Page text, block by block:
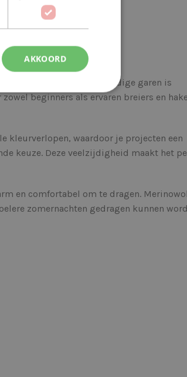
kleuren. Dit hoogwaardige garen is
beginners als ervaren breiers en
kleurverlopen, waardoor je projecten een
keuze. Deze veelzijdigheid maakt het
en comfortabel om te dragen. Merinowol
zomernachten gedragen kunnen
AKKOORD